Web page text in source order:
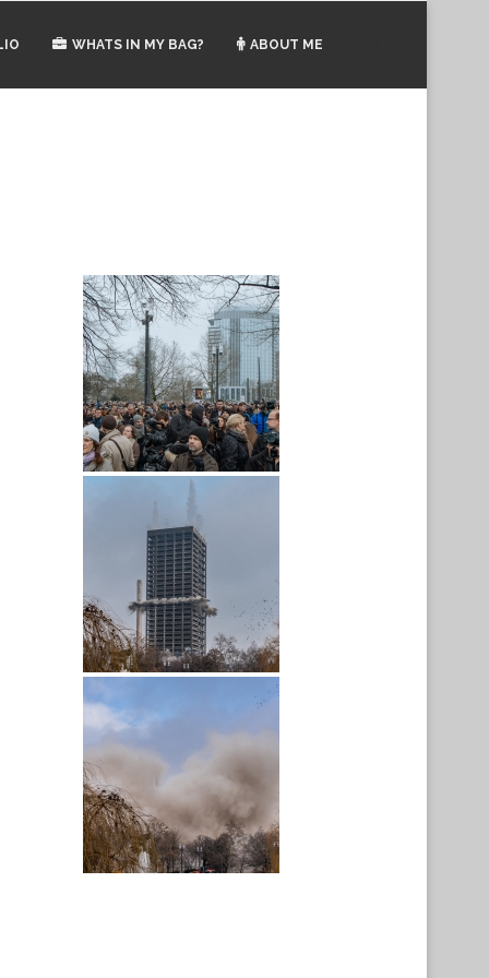
WHATS IN MY BAG? ABOUT ME